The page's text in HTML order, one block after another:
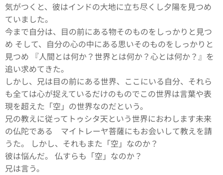
気がつくと、彼はインドの大地に立ち尽くし夕陽を見つめ
ていました。
今まで自分は、目の前にある物そのものをしっかりと見つ
め そして、自分の心の中にある思いそのものをしっかりと
見つめ 『人間とは何か？世界とは何か？心とは何か？』を
追い求めてきた。
しかし、兄は目の前にある世界、ここにいる自分、それら
も全ては心が捉えているだけのものでこの世界は言葉や表
現を超えた「空」の世界なのだという。
兄の教えに従ってトゥシタ天という世界におわします未来
の仏陀である マイトレーヤ菩薩にもお会いして教えを請
うた。
しかし、それもまた「空」なのか？
彼は悩んだ。 仏すらも「空」なのか？
兄は言う。